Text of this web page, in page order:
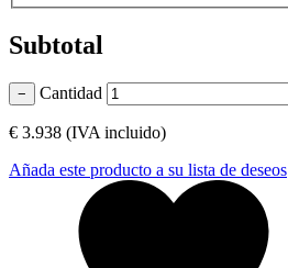
Subtotal
− Cantidad
€ 3.938 (IVA incluido)
Añada este producto a su lista de deseos